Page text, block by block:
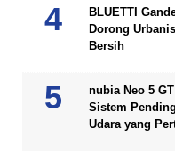
BLUETTI
Dorong
Bersih
nubia Neo 5
Sistem
Udara yang